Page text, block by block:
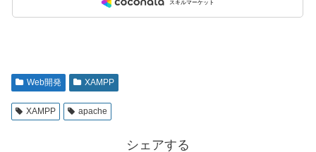
Web開発 XAMPP
XAMPP apache
シェアする